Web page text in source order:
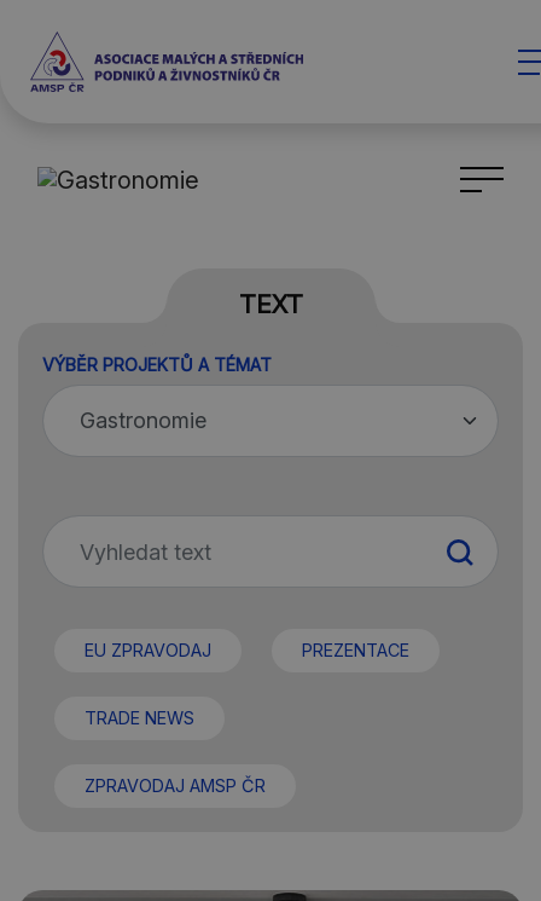
TEXT
VÝBĚR PROJEKTŮ A TÉMAT
EU ZPRAVODAJ PREZENTACE
TRADE NEWS
ZPRAVODAJ AMSP ČR